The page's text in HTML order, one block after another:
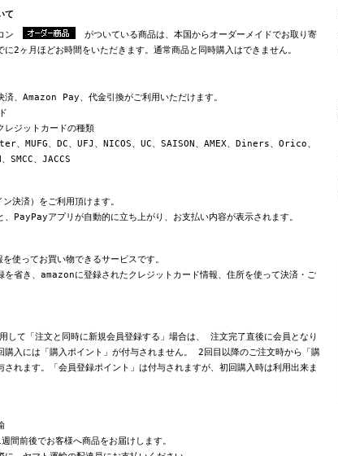
て
ン
がついている商品は、本国からオーダーメイドでお取り寄
に2ヶ月ほどお時間をいただきます。通常商品と同時購入はできません。
済、Amazon Pay、代金引換がご利用いただけます。
レジットカードの種類
、MUFG、DC、UFJ、NICOS、UC、SAISON、AMEX、Diners、Orico、
SMCC、JACCS
決済）をご利用頂けます。
、PayPayアプリが自動的に立ち上がり、お支払い内容が表示されます。
使ってお買い物できるサービスです。
を省き、amazonに登録されたクレジットカード情報、住所を使って決済・ご
して「注文と同時に新規会員登録する」場合は、 注文完了直後に会員となり
購入には「購入ポイント」が付与されません。 2回目以降のご注文時から「購
されます。「会員登録ポイント」は付与されますが、初回購入時は利用出来ま
間前後でお客様へ商品をお届けします。